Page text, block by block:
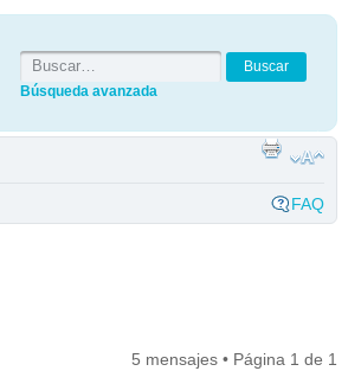
Búsqueda avanzada
FAQ
5 mensajes • Página 1 de 1